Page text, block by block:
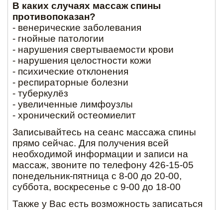
В каких случаях массаж спины
противопоказан?
- венерические заболевания
- гнойные патологии
- нарушения свертываемости крови
- нарушения целостности кожи
- психические отклонения
- респираторные болезни
- туберкулёз
- увеличенные лимфоузлы
- хронический остеомиелит
Записывайтесь на сеанс массажа спины
прямо сейчас. Для получения всей
необходимой информации и записи на
массаж, звоните по телефону 426-15-05
понедельник-пятница с 8-00 до 20-00,
суббота, воскресенье с 9-00 до 18-00
Также у Вас есть возможность записаться